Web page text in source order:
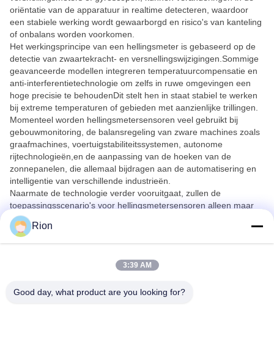
oriëntatie van de apparatuur in realtime detecteren, waardoor
een stabiele werking wordt gewaarborgd en risico's van kanteling
of onbalans worden voorkomen.
Het werkingsprincipe van een hellingsmeter is gebaseerd op de
detectie van zwaartekracht- en versnellingswijzigingen.Sommige
geavanceerde modellen integreren temperatuurcompensatie en
anti-interferentietechnologie om zelfs in ruwe omgevingen een
hoge precisie te behoudenDit stelt hen in staat stabiel te werken
bij extreme temperaturen of gebieden met aanzienlijke trillingen.
Momenteel worden hellingsmetersensoren veel gebruikt bij
gebouwmonitoring, de balansregeling van zware machines zoals
graafmachines, voertuigstabiliteitssystemen, autonome
rijtechnologieën,en de aanpassing van de hoeken van de
zonnepanelen, die allemaal bijdragen aan de automatisering en
intelligentie van verschillende industrieën.
Naarmate de technologie verder vooruitgaat, zullen de
toepassingsscenario's voor hellingsmetersensoren alleen maar
uitbreiden en zich in de toekomst dieper integreren in slimme
productie- en precisiecontrolesystemen.
Rion
3:39 AM
Good day, what product are you looking for?